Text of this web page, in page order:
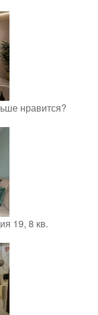
нравится?
19, 8 кв.